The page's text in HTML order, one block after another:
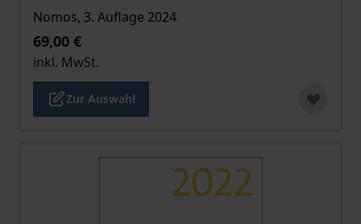
Nomos, 3. Auflage 2024
69,00 €
inkl. MwSt.
Zur Auswahl